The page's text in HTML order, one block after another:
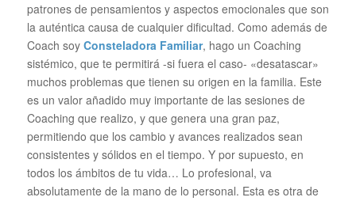
patrones de pensamientos y aspectos emocionales que son
la auténtica causa de cualquier dificultad. Como además de
Coach soy Consteladora Familiar, hago un Coaching
sistémico, que te permitirá -si fuera el caso- «desatascar»
muchos problemas que tienen su origen en la familia. Este
es un valor añadido muy importante de las sesiones de
Coaching que realizo, y que genera una gran paz,
permitiendo que los cambio y avances realizados sean
consistentes y sólidos en el tiempo. Y por supuesto, en
todos los ámbitos de tu vida… Lo profesional, va
absolutamente de la mano de lo personal. Esta es otra de